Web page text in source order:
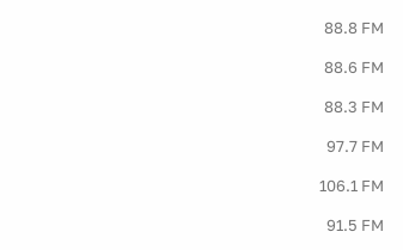
88.8 FM
88.6 FM
88.3 FM
97.7 FM
106.1 FM
91.5 FM